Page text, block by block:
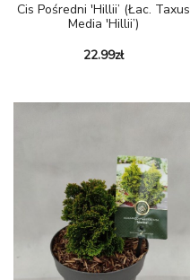
Cis Pośredni 'Hillii’ (łac. Taxus
Media 'Hillii’)
22.99zł